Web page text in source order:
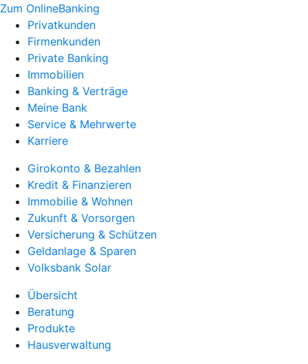
Zum OnlineBanking
Privatkunden
Firmenkunden
Private Banking
Immobilien
Banking & Verträge
Meine Bank
Service & Mehrwerte
Karriere
Girokonto & Bezahlen
Kredit & Finanzieren
Immobilie & Wohnen
Zukunft & Vorsorgen
Versicherung & Schützen
Geldanlage & Sparen
Volksbank Solar
Übersicht
Beratung
Produkte
Hausverwaltung